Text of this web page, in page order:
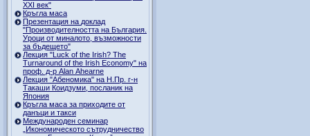
XXI век"
Кръгла маса
Презентация на доклад
"Производителността на България.
Уроци от миналото, възможности
за бъдещето"
Лекция "Luck of the Irish? The
Turnaround of the Irish Economy" на
проф. д-р Alan Ahearne
Лекция "Абеномика" на Н.Пр. г-н
Такаши Коидзуми, посланик на
Япония
Кръгла маса за приходите от
данъци и такси
Международен семинар
„Икономическото сътрудничество